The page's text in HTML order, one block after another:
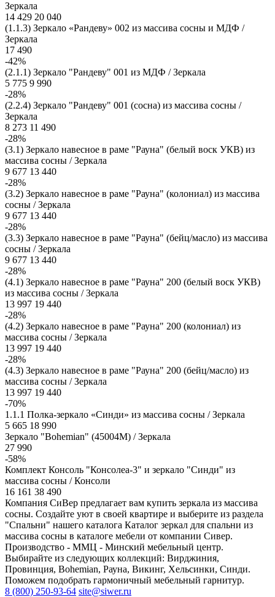
Зеркала
14 429 20 040
(1.1.3) Зеркало «Рандеву» 002 из массива сосны и МДФ /
Зеркала
17 490
-42%
(2.1.1) Зеркало "Рандеву" 001 из МДФ / Зеркала
5 775 9 990
-28%
(2.2.4) Зеркало "Рандеву" 001 (сосна) из массива сосны /
Зеркала
8 273 11 490
-28%
(3.1) Зеркало навесное в раме "Рауна" (белый воск УКВ) из
массива сосны / Зеркала
9 677 13 440
-28%
(3.2) Зеркало навесное в раме "Рауна" (колониал) из массива
сосны / Зеркала
9 677 13 440
-28%
(3.3) Зеркало навесное в раме "Рауна" (бейц/масло) из массива
сосны / Зеркала
9 677 13 440
-28%
(4.1) Зеркало навесное в раме "Рауна" 200 (белый воск УКВ)
из массива сосны / Зеркала
13 997 19 440
-28%
(4.2) Зеркало навесное в раме "Рауна" 200 (колониал) из
массива сосны / Зеркала
13 997 19 440
-28%
(4.3) Зеркало навесное в раме "Рауна" 200 (бейц/масло) из
массива сосны / Зеркала
13 997 19 440
-70%
1.1.1 Полка-зеркало «Синди» из массива сосны / Зеркала
5 665 18 990
Зеркало "Bohemian" (45004М) / Зеркала
27 990
-58%
Комплект Консоль "Консолеа-3" и зеркало "Синди" из
массива сосны / Консоли
16 161 38 490
Компания СиВер предлагает вам купить зеркала из массива
сосны. Создайте уют в своей квартире и выберите из раздела
"Спальни" нашего каталога Каталог зеркал для спальни из
массива сосны в каталоге мебели от компании Сивер.
Производство - ММЦ - Минский мебельный центр.
Выбирайте из следующих коллекций: Вирджиния,
Провинция, Bohemian, Рауна, Викинг, Хельсинки, Синди.
Поможем подобрать гармоничный мебельный гарнитур.
8 (800) 250-93-64 site@siwer.ru